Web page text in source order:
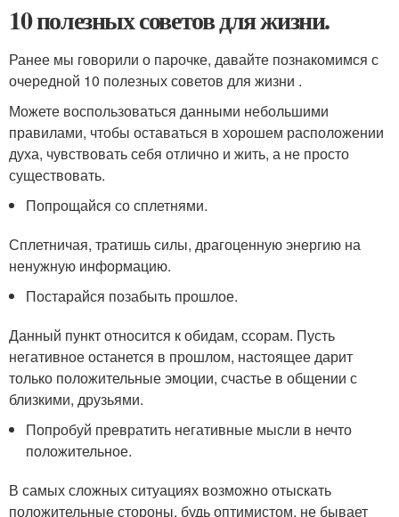
10 полезных советов для жизни.
Ранее мы говорили о парочке, давайте познакомимся с
очередной 10 полезных советов для жизни .
Можете воспользоваться данными небольшими
правилами, чтобы оставаться в хорошем расположении
духа, чувствовать себя отлично и жить, а не просто
существовать.
Попрощайся со сплетнями.
Сплетничая, тратишь силы, драгоценную энергию на
ненужную информацию.
Постарайся позабыть прошлое.
Данный пункт относится к обидам, ссорам. Пусть
негативное останется в прошлом, настоящее дарит
только положительные эмоции, счастье в общении с
близкими, друзьями.
Попробуй превратить негативные мысли в нечто
положительное.
В самых сложных ситуациях возможно отыскать
положительные стороны, будь оптимистом, не бывает